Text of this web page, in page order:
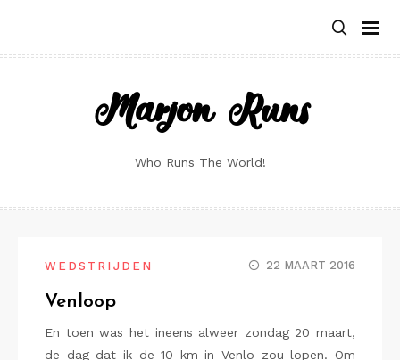
content
Marjon Runs
Who Runs The World!
WEDSTRIJDEN 22 MAART 2016
Venloop
En toen was het ineens alweer zondag 20 maart,
de dag dat ik de 10 km in Venlo zou lopen. Om